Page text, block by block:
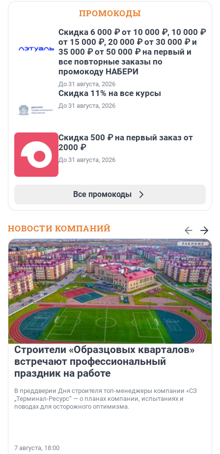
ПРОМОКОДЫ
Скидка 6 000 ₽ от 10 000 ₽, 10 000 ₽
от 15 000 ₽, 20 000 ₽ от 30 000 ₽ и
35 000 ₽ от 50 000 ₽ на первый и
все повторные заказы по
промокоду НАБЕРИ
До 31 августа, 2026
Скидка 11% на все курсы
До 31 августа, 2026
Скидка 500 ₽ на первый заказ от
2000 ₽
До 31 августа, 2026
Все промокоды
НОВОСТИ КОМПАНИЙ
Строители «Образцовых кварталов»
встречают профессиональный
праздник на работе
В преддверии Дня строителя топ-менеджеры компании «СЗ
„Терминал-Ресурс“ — о планах компании, испытаниях и
поводах для осторожного оптимизма.
7 августа, 18:00